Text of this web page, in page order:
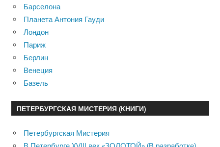
Барселона
Планета Антония Гауди
Лондон
Париж
Берлин
Венеция
Базель
ПЕТЕРБУРГСКАЯ МИСТЕРИЯ (КНИГИ)
Петербургская Мистерия